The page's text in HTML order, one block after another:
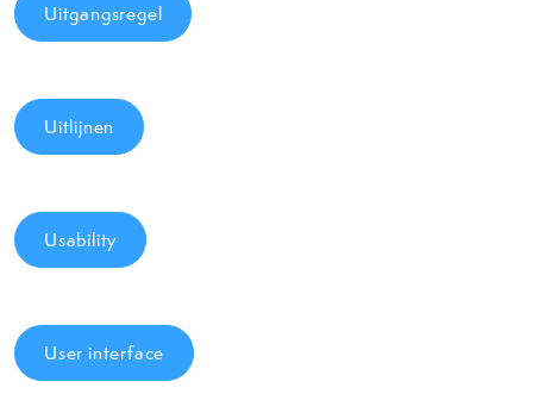
Uitgangsregel
Uitlijnen
Usability
User interface